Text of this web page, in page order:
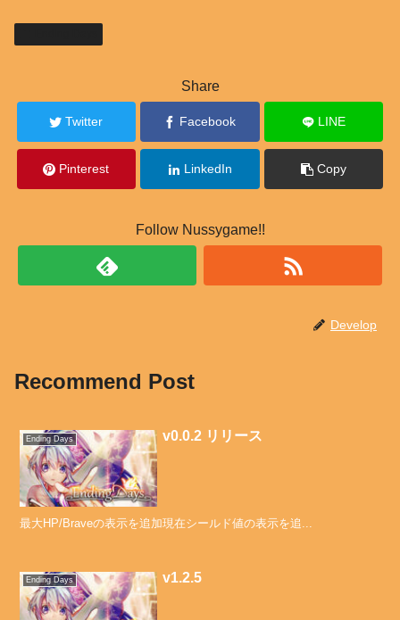
Share
Twitter Facebook LINE
Pinterest LinkedIn Copy
Follow Nussygame!!
Develop
Recommend Post
Ending Days v0.0.2 リリース
最大HP/Braveの表示を追加現在シールド値の表示を追...
Ending Days v1.2.5